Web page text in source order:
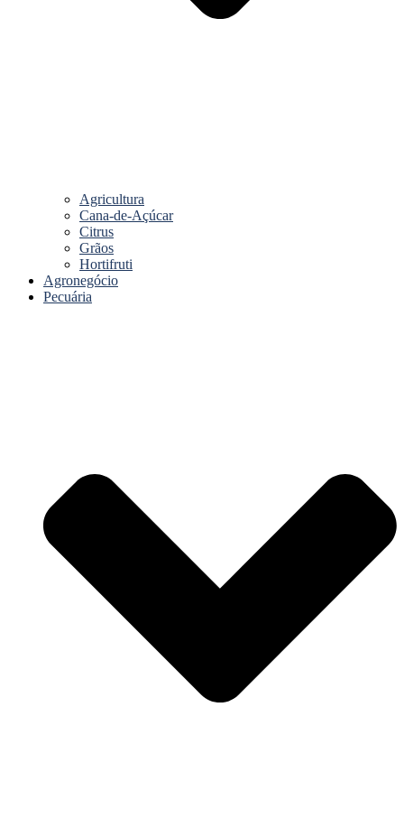
Agricultura
Cana-de-Açúcar
Citrus
Grãos
Hortifruti
Agronegócio
Pecuária